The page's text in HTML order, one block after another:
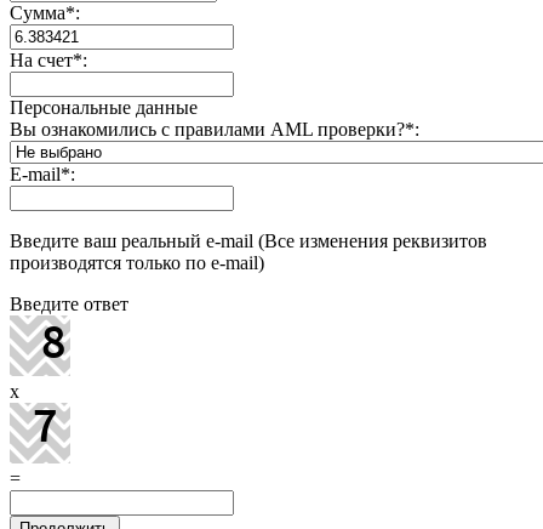
Сумма*:
На счет*:
Персональные данные
Вы ознакомились с правилами AML проверки?*:
E-mail*:
Введите ваш реальный e-mail (Все изменения реквизитов
производятся только по e-mail)
Введите ответ
x
=